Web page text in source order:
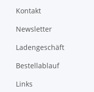
Kontakt
Newsletter
Ladengeschäft
Bestellablauf
Links